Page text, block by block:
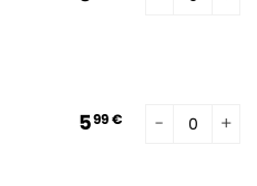
599 €